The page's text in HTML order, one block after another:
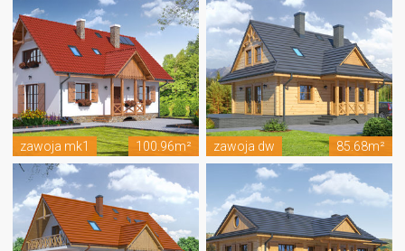
zawoja mk1 100.96m² zawoja dw 85.68m²